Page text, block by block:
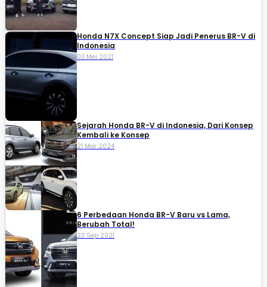
Honda N7X Concept Siap Jadi Penerus BR-V di
Indonesia
03 Mei 2021
Sejarah Honda BR-V di Indonesia, Dari Konsep
Kembali ke Konsep
21 Mar 2024
6 Perbedaan Honda BR-V Baru vs Lama,
Berubah Total!
23 Sep 2021